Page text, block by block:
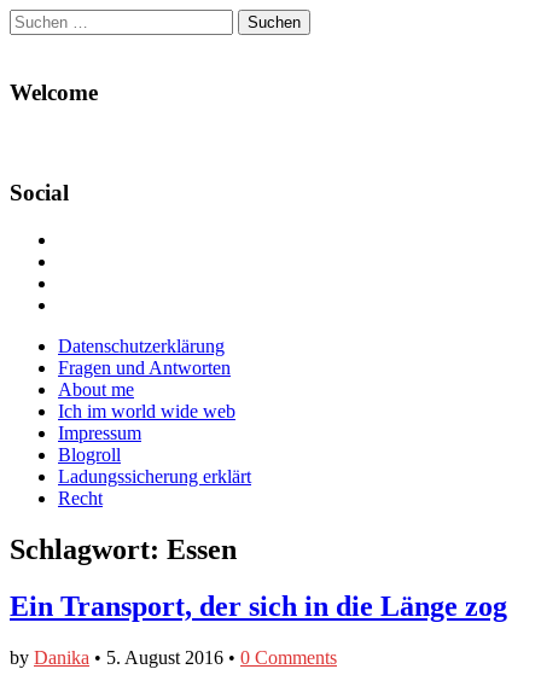
Suchen
nach:
Welcome
Social
Facebook
anzeigen
Twitter
anzeigen
auf
Instagram
anzeigen
Main
menu
Skip
content
Datenschutzerklärung
Fragen und Antworten
About me
Ich im world wide web
Impressum
Blogroll
Ladungssicherung erklärt
Recht
Schlagwort: Essen
Ein Transport, der sich in die Länge zog
by Danika • 5. August 2016 • 0 Comments